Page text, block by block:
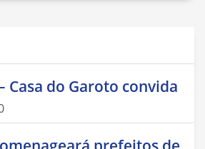
Casa do Garoto convida